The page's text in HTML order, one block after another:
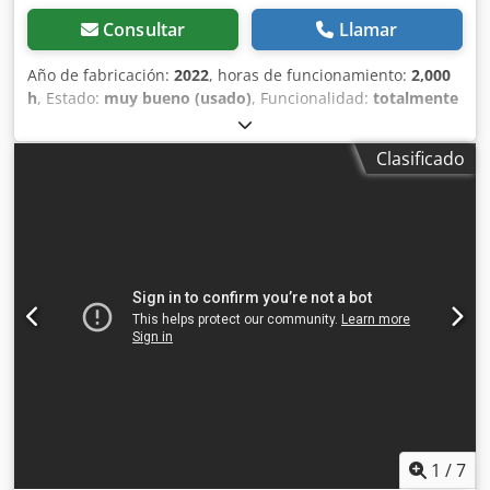
Consultar Llamar
Año de fabricación: 2022, horas de funcionamiento: 2,000
h, Estado: muy bueno (usado), Funcionalidad: totalmente
, número de máquina/vehículo:
máquina de envasado en blister se encuentra en muy
buenas condiciones, operativa y completamente funcional.
Además de la máquina principal de envasado en blister, el
paquete incluye los siguientes componentes pedidos
adicionalmente junto con la máquina básica: Sistema de
producir blísters tipo "0" de 120x70x15 y tipo "00" de
Clasificado
1 /7